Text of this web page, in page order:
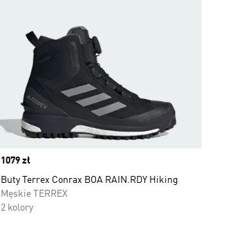
Price
1079 zł
Buty Terrex Conrax BOA RAIN.RDY Hiking
Męskie TERREX
2 kolory